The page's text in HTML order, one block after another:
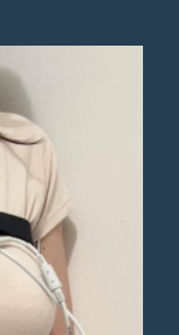
subito
e